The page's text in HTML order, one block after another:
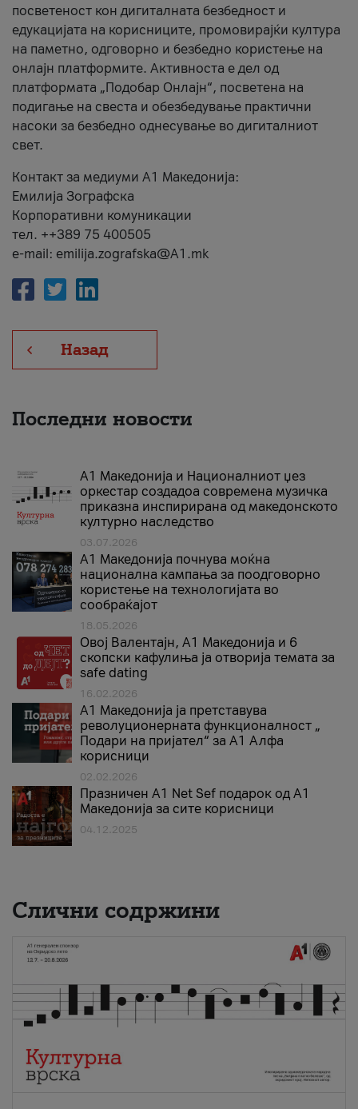
посветеност кон дигиталната безбедност и
едукацијата на корисниците, промовирајќи култура
на паметно, одговорно и безбедно користење на
онлајн платформите. Активноста е дел од
платформата „Подобар Онлајн“, посветена на
подигање на свеста и обезбедување практични
насоки за безбедно однесување во дигиталниот
свет.
Контакт за медиуми А1 Македонија:
Емилија Зографска
Корпоративни комуникации
тел. ++389 75 400505
e-mail: emilija.zografska@A1.mk
Назад
Последни новости
А1 Македонија и Националниот џез
оркестар создадоа современа музичка
приказна инспирирана од македонското
културно наследство
03.07.2026
A1 Македонија почнува моќна
национална кампања за поодговорно
користење на технологијата во
сообраќајот
18.05.2026
Овој Валентајн, A1 Македонија и 6
скопски кафулиња ја отворија темата за
safe dating
16.02.2026
А1 Македонија ја претставува
револуционерната функционалност „
Подари на пријател“ за А1 Алфа
корисници
02.02.2026
Празничен A1 Net Sеf подарок од А1
Македонија за сите корисници
04.12.2025
Слични содржини